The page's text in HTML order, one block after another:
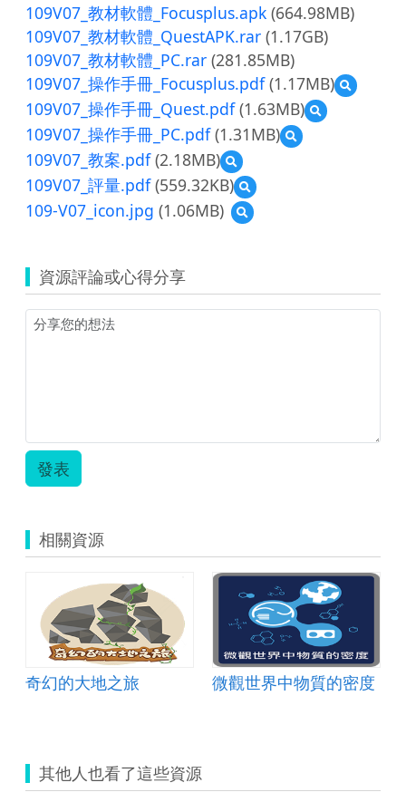
109V07_教材軟體_Focusplus.apk (664.98MB)
109V07_教材軟體_QuestAPK.rar (1.17GB)
109V07_教材軟體_PC.rar (281.85MB)
109V07_操作手冊_Focusplus.pdf(1.17MB)
預
覽
109V07_操作手冊_Quest.pdf(1.63MB)
預
覽
109V07_操作手冊_PC.pdf(1.31MB)
預
覽
109V07_教案.pdf(2.18MB)
預
覽
109V07_
教
案.pdf
109V07_評量.pdf(559.32KB)
預
覽
109V07_
109-V07_icon.jpg (1.06MB)
預
覽
資源評論或心得分享
發表
相關資源
奇幻的大地之旅 微觀世界中物質的密度
其他人也看了這些資源